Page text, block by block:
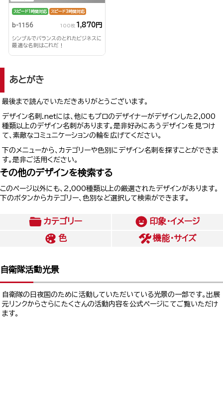
スピード1時間対応 スピード3時間対応
b-1156 100枚 1,870円
シンプルでバランスのとれたビジネスに
最適な名刺はこれだ！
あとがき
最後まで読んでいただきありがとうございます。
デザイン名刺.netには、他にもプロのデザイナーがデザインした2,000
種類以上のデザイン名刺があります。是非好みにあうデザインを見つけ
て、素敵なコミュニケーションの輪を広げてください。
下のメニューから、カテゴリーや色別にデザイン名刺を探すことができま
す。是非ご活用ください。
その他のデザインを検索する
このページ以外にも、2,000種類以上の厳選されたデザインがあります。
下のボタンからカテゴリー、色別など選択して検索ができます。
カテゴリー
印象・イメージ
色
機能・サイズ
自衛隊活動光景
自衛隊の日夜国のために活動していただいている光景の一部です。出展
元リンクからさらにたくさんの活動内容を公式ページにてご覧いただけ
ます。